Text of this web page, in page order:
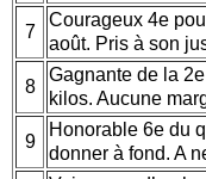
7
Courageux 4e
août. Pris à son
8
Gagnante de la
kilos. Aucune
9
Honorable 6e du
donner à fond. A